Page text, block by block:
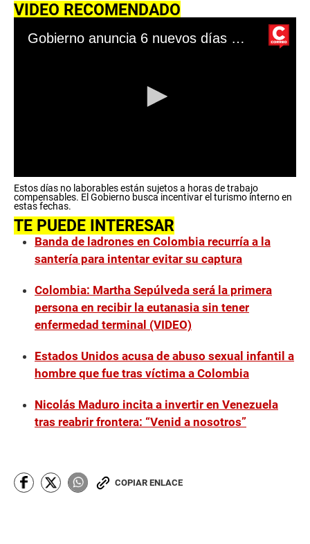
VIDEO RECOMENDADO
Gobierno anuncia 6 nuevos días no laborables: mira aquí cuáles son las fechas
s
e
c
n
Estos días no laborables están sujetos a horas de trabajo
compensables. El Gobierno busca incentivar el turismo interno en
estas fechas.
TE PUEDE INTERESAR
Banda de ladrones en Colombia recurría a la
santería para intentar evitar su captura
Colombia: Martha Sepúlveda será la primera
persona en recibir la eutanasia sin tener
enfermedad terminal (VIDEO)
Estados Unidos acusa de abuso sexual infantil a
hombre que fue tras víctima a Colombia
Nicolás Maduro incita a invertir en Venezuela
tras reabrir frontera: “Venid a nosotros”
COPIAR ENLACE